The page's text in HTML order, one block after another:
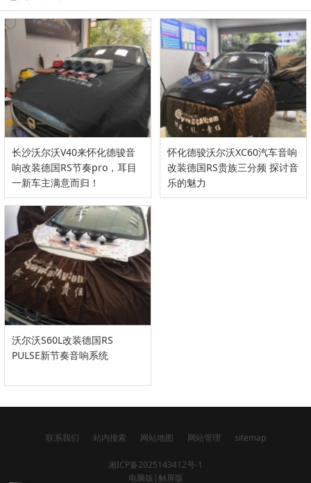
长沙沃尔沃V40来怀化德骏音
响改装德国RS节奏pro，耳目
一新车主满意而归！
怀化德骏沃尔沃XC60汽车音响
改装德国RS贵族三分频 探讨音
乐的魅力
沃尔沃S60L改装德国RS
PULSE新节奏音响系统
联系我们 站内搜索 网站地图 网站管理 sitemap
湘ICP备2025143412号-1
电脑版 |触屏版